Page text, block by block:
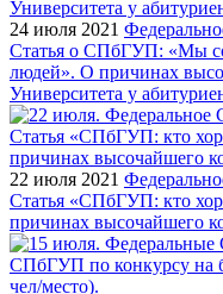
24 июля 2021
Статья о СПбГУП: «Мы
людей». О причинах
Университета у
22 июля 2021
Статья «СПбГУП: кто
причинах высочайшего